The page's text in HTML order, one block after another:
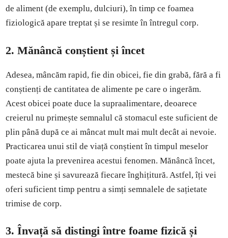
de aliment (de exemplu, dulciuri), în timp ce foamea
fiziologică apare treptat și se resimte în întregul corp.
2.Mănâncă conștient și încet
Adesea, mâncăm rapid, fie din obicei, fie din grabă, fără a fi
conștienți de cantitatea de alimente pe care o ingerăm.
Acest obicei poate duce la supraalimentare, deoarece
creierul nu primește semnalul că stomacul este suficient de
plin până după ce ai mâncat mult mai mult decât ai nevoie.
Practicarea unui stil de viață conștient în timpul meselor
poate ajuta la prevenirea acestui fenomen. Mănâncă încet,
mestecă bine și savurează fiecare înghițitură. Astfel, îți vei
oferi suficient timp pentru a simți semnalele de sațietate
trimise de corp.
3.Învață să distingi între foame fizică și